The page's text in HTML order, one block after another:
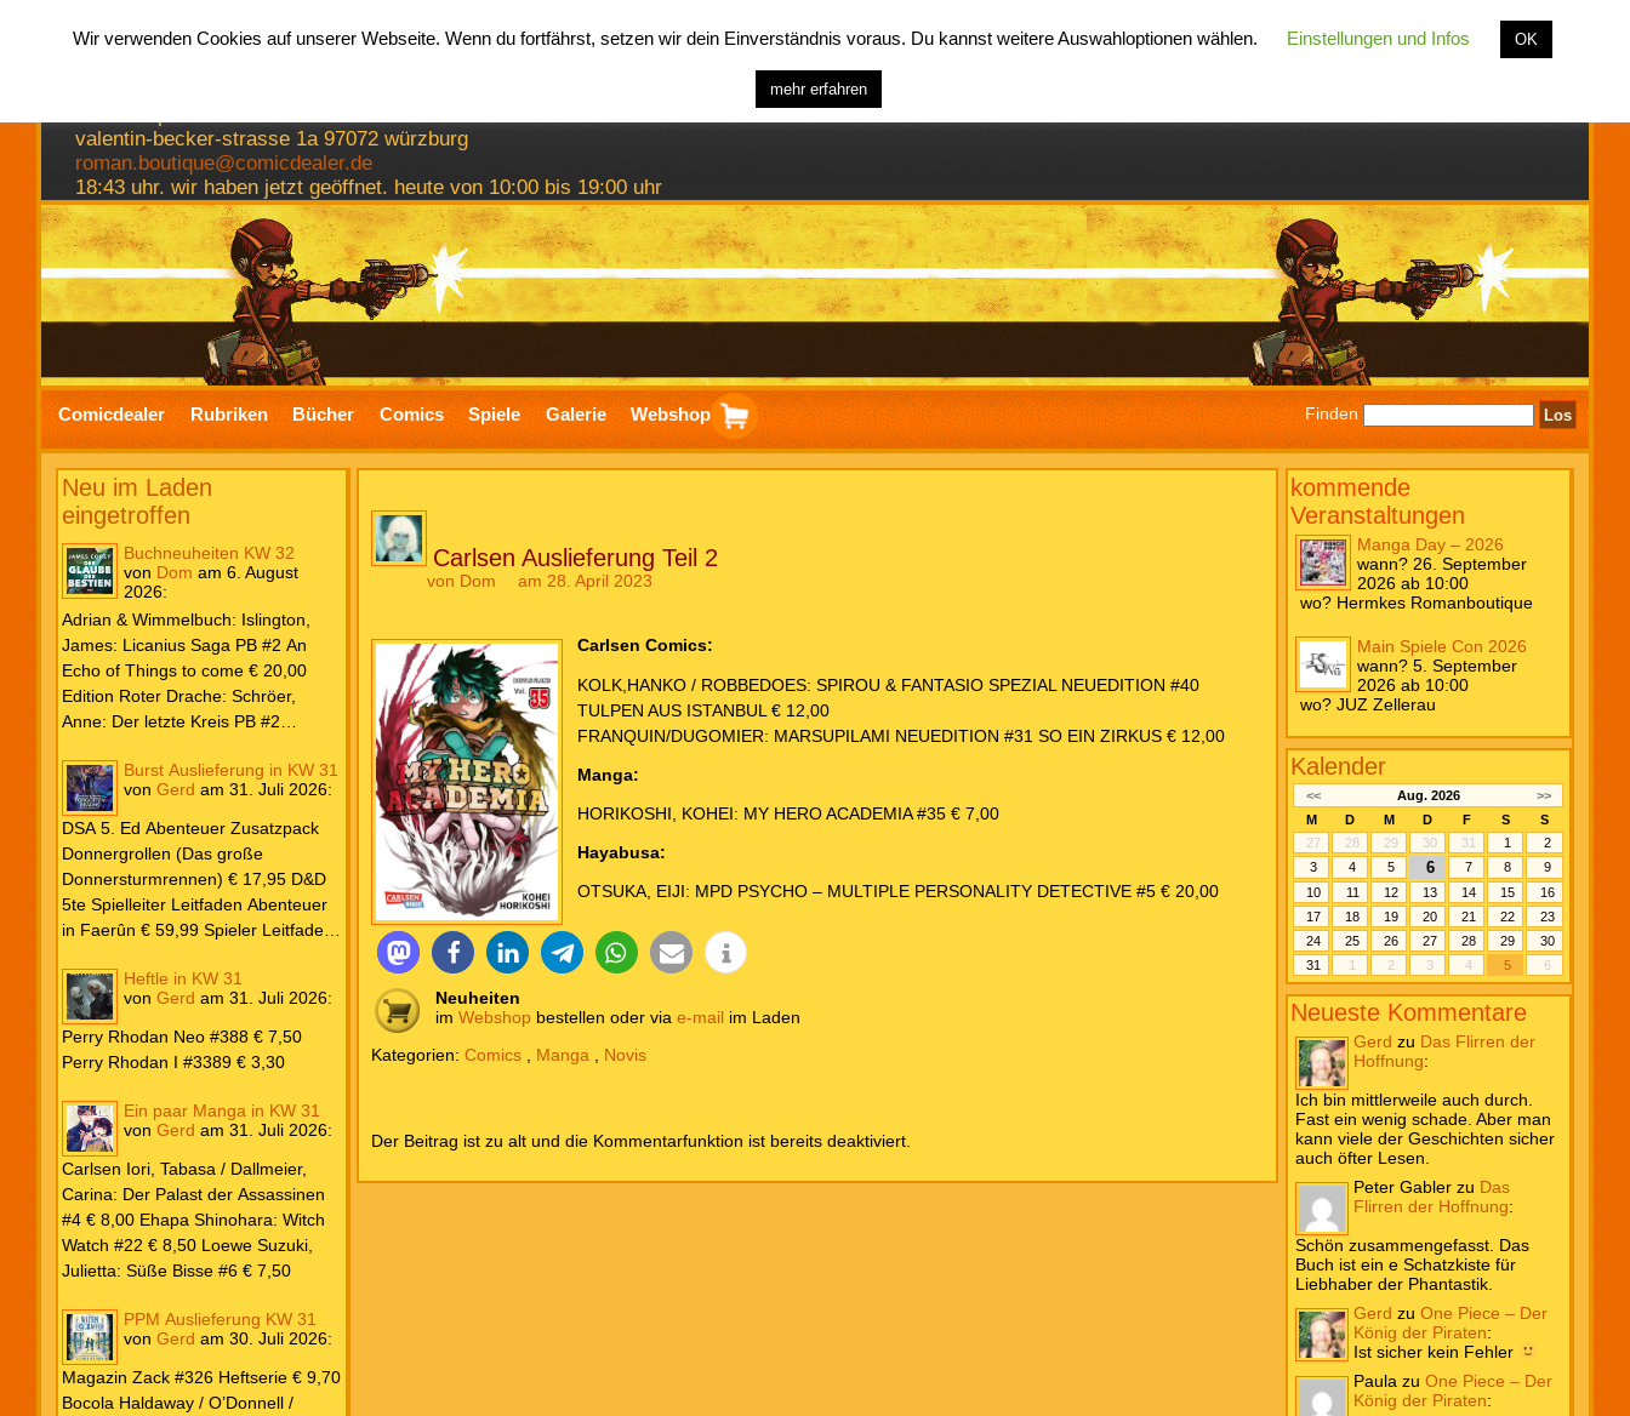
valentin-becker-strasse 1a 97072 würzburg
roman.boutique@comicdealer.de
18:43 uhr. wir haben jetzt geöffnet. heute von 10:00 bis 19:00 uhr
Comicdealer Rubriken Bücher Comics Spiele Galerie Webshop Finden
Neu im Laden
eingetroffen
Buchneuheiten KW 32
von Dom am 6. August
2026:
Adrian & Wimmelbuch: Islington,
James: Licanius Saga PB #2 An
Echo of Things to come € 20,00
Edition Roter Drache: Schröer,
Anne: Der letzte Kreis PB #2
Frank: Der Pandora-Zyklus PB #1
Die Reise nach Pandora € 16,00
Corey, James: The Captive’s War
HC #2 Der Glaube der Bestien €
24,00 Loewe: Suzuki, Julietta: Süße
Bisse #6 € 7,50
Burst Auslieferung in KW 31
von Gerd am 31. Juli 2026:
DSA 5. Ed Abenteuer Zusatzpack
Donnergrollen (Das große
Donnersturmrennen) € 17,95 D&D
5te Spielleiter Leitfaden Abenteuer
in Faerûn € 59,99 Spieler Leitfaden
Heftle in KW 31
von Gerd am 31. Juli 2026:
Perry Rhodan Neo #388 € 7,50
Perry Rhodan I #3389 € 3,30
Ein paar Manga in KW 31
von Gerd am 31. Juli 2026:
Carlsen Iori, Tabasa / Dallmeier,
Carina: Der Palast der Assassinen
#4 € 8,00 Ehapa Shinohara: Witch
Watch #22 € 8,50 Loewe Suzuki,
Julietta: Süße Bisse #6 € 7,50
PPM Auslieferung KW 31
von Gerd am 30. Juli 2026:
Magazin Zack #326 Heftserie € 9,70
Bocola Haldaway / O’Donnell /
Carlsen Auslieferung Teil 2
von Dom am 28. April 2023
Carlsen Comics:
KOLK,HANKO / ROBBEDOES: SPIROU & FANTASIO SPEZIAL NEUEDITION #40
TULPEN AUS ISTANBUL € 12,00
FRANQUIN/DUGOMIER: MARSUPILAMI NEUEDITION #31 SO EIN ZIRKUS € 12,00
Manga:
HORIKOSHI, KOHEI: MY HERO ACADEMIA #35 € 7,00
Hayabusa:
OTSUKA, EIJI: MPD PSYCHO – MULTIPLE PERSONALITY DETECTIVE #5 € 20,00
Neuheiten
imWebshop bestellen oder viae-mail im Laden
Kategorien:Comics , Manga , Novis
Der Beitrag ist zu alt und die Kommentarfunktion ist bereits deaktiviert.
kommende
Veranstaltungen
Manga Day – 2026
wann? 26. September
2026 ab 10:00
wo? Hermkes Romanboutique
Main Spiele Con 2026
wann? 5. September
2026 ab 10:00
wo? JUZ Zellerau
Kalender
<< Aug. 2026
>>
M
D M D F S
S
27
28 29 30 31 1
2
3
4 5 6 7 8
9
10
11 12 13 14 15
16
17
18 19 20 21 22
23
24
25 26 27 28 29
30
31
1 2 3 4 5 6
Neueste Kommentare
Gerd zu Das Flirren der
Hoffnung:
Ich bin mittlerweile auch durch.
Fast ein wenig schade. Aber man
kann viele der Geschichten sicher
auch öfter Lesen.
Peter Gabler zu Das
Flirren der Hoffnung:
Schön zusammengefasst. Das
Buch ist ein e Schatzkiste für
Liebhaber der Phantastik.
Gerd zuOne Piece – Der
König der Piraten:
Ist sicher kein Fehler
Paula zuOne Piece – Der
König der Piraten:
Wir verwenden Cookies auf unserer Webseite. Wenn du fortfährst, setzen wir dein Einverständnis voraus. Du kannst weitere Auswahloptionen wählen. Einstellungen und Infos OK
mehr erfahren